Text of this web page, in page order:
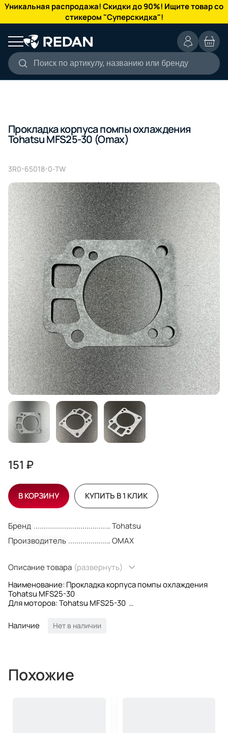
Уникальная распродажа! Скидки до 90%! Ищите товар со
стикером "Суперскидка"!
Поиск по артикулу, названию или бренду
КАТАЛОГ
Прокладка корпуса помпы охлаждения
Tohatsu MFS25-30 (Omax)
3R0-65018-0-TW
Бренд
Tohatsu
Производитель
OMAX
Описание товара (развернуть)
Наименование: Прокладка корпуса помпы охлаждения
Tohatsu MFS25-30
Для моторов: Tohatsu MFS25-30
Производитель: Omax
Наличие Нет в наличии
151 ₽
В КОРЗИНУ КУПИТЬ В 1 КЛИК
Похожие